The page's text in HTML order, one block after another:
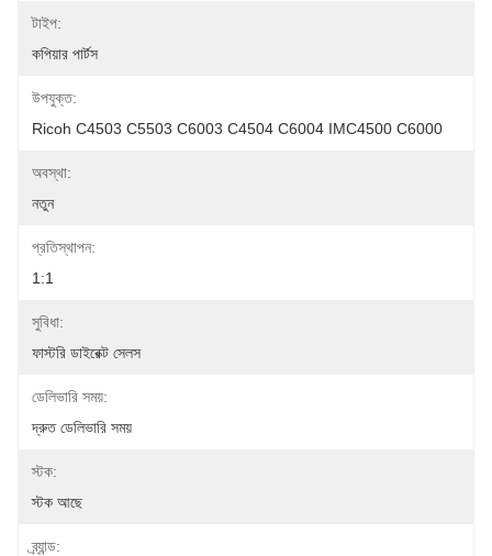
টাইপ:
কপিয়ার পার্টস
উপযুক্ত:
Ricoh C4503 C5503 C6003 C4504 C6004 IMC4500 C6000
অবস্থা:
নতুন
প্রতিস্থাপন:
1:1
সুবিধা:
ফাস্টরি ডাইরেক্ট সেলস
ডেলিভারি সময়:
দ্রুত ডেলিভারি সময়
স্টক:
স্টক আছে
ব্র্যান্ড: